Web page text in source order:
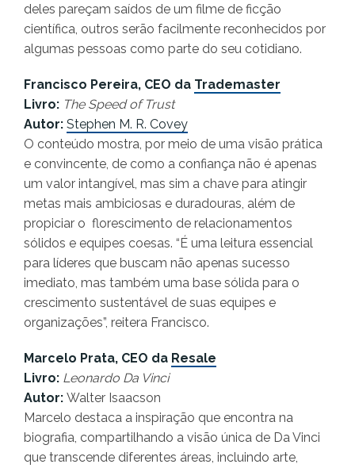
deles pareçam saídos de um filme de ficção
científica, outros serão facilmente reconhecidos por
algumas pessoas como parte do seu cotidiano.
Francisco Pereira, CEO da Trademaster
Livro: The Speed of Trust
Autor: Stephen M. R. Covey
O conteúdo mostra, por meio de uma visão prática
e convincente, de como a confiança não é apenas
um valor intangível, mas sim a chave para atingir
metas mais ambiciosas e duradouras, além de
propiciar o florescimento de relacionamentos
sólidos e equipes coesas. “É uma leitura essencial
para líderes que buscam não apenas sucesso
imediato, mas também uma base sólida para o
crescimento sustentável de suas equipes e
organizações”, reitera Francisco.
Marcelo Prata, CEO da Resale
Livro: Leonardo Da Vinci
Autor: Walter Isaacson
Marcelo destaca a inspiração que encontra na
biografia, compartilhando a visão única de Da Vinci
que transcende diferentes áreas, incluindo arte,